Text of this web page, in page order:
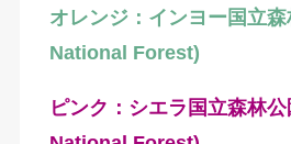
オレンジ：インヨー国立
National Forest)
ピンク：シエラ国立森林